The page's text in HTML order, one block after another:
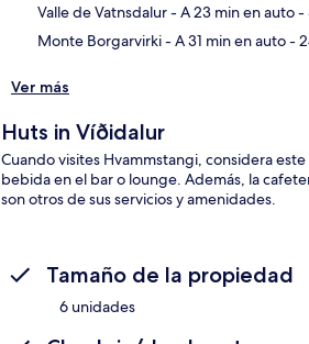
Valle de Vatnsdalur- A 23 min en auto-
Monte Borgarvirki- A 31 min en auto-
Ver más
Huts in Víðidalur
Cuando visites Hvammstangi, considera
bebida en el bar o lounge. Además, la
son otros de sus servicios y amenidades.
Tamaño de la propiedad
6 unidades